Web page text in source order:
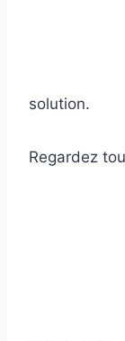
solution.
Regardez